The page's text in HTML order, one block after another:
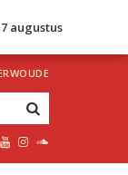
augustus